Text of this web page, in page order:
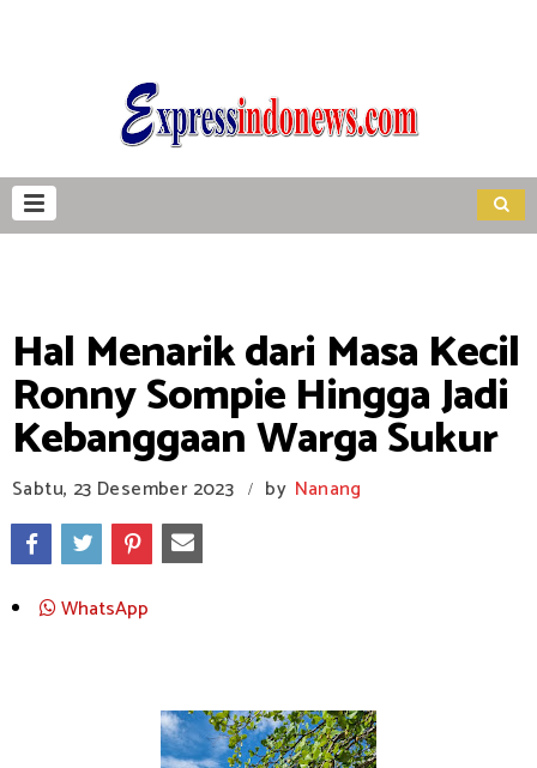
Hal Menarik dari Masa Kecil
Ronny Sompie Hingga Jadi
Kebanggaan Warga Sukur
Sabtu, 23 Desember 2023 / by Nanang
WhatsApp